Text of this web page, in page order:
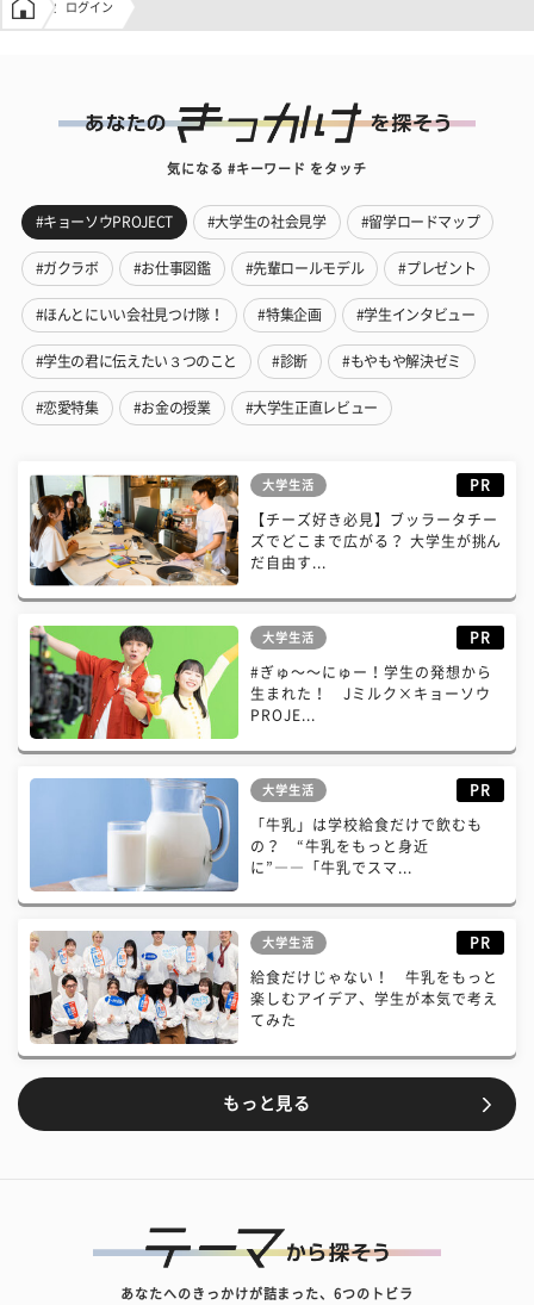
学生の窓口トップ
ログイン
気になる #キーワード をタッチ
#キョーソウPROJECT #大学生の社会見学 #留学ロードマップ
#ガクラボ #お仕事図鑑 #先輩ロールモデル #プレゼント
#ほんとにいい会社見つけ隊！ #特集企画 #学生インタビュー
#学生の君に伝えたい３つのこと #診断 #もやもや解決ゼミ
#恋愛特集 #お金の授業 #大学生正直レビュー
大学生活 PR
【チーズ好き必見】ブッラータチー
ズでどこまで広がる？ 大学生が挑ん
だ自由す...
大学生活 PR
#ぎゅ〜〜にゅー！学生の発想から
生まれた！ Jミルク×キョーソウ
PROJE...
大学生活 PR
「牛乳」は学校給食だけで飲むも
の？ “牛乳をもっと身近
に”――「牛乳でスマ...
大学生活 PR
給食だけじゃない！ 牛乳をもっと
楽しむアイデア、学生が本気で考え
てみた
もっと見る
あなたへのきっかけが詰まった、6つのトビラ